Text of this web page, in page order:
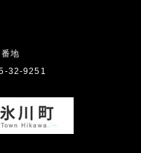
地
32-9251